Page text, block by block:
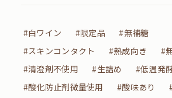
#白ワイン #限定品
#無補糖
#スキンコンタクト
#熟成向き
#
#清澄剤不使用
#生詰め #低温発
#酸化防止剤微量使用
#酸味あり